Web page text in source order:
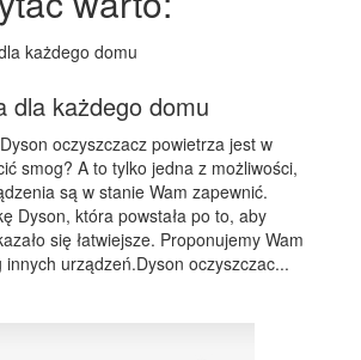
dla każdego domu
oczyszczacz powietrza jest w
smog? A to tylko jedna z możliwości,
są w stanie Wam zapewnić.
Dyson, która powstała po to, aby
się łatwiejsze. Proponujemy Wam
innych urządzeń.Dyson oczyszczac...